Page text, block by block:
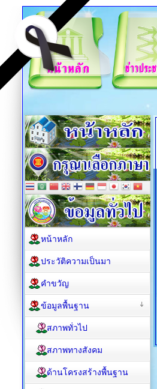
หน้าหลัก
ประวัติความเป็นมา
คำขวัญ
ข้อมูลพื้นฐาน
สภาพทั่วไป
สภาพทางสังคม
ด้านโครงสร้างพื้นฐาน